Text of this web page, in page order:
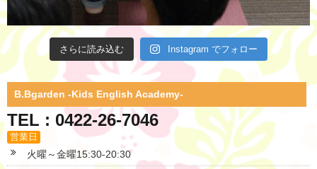
さらに読み込む Instagram でフォロー
B.Bgarden -Kids English Academy-
TEL : 0422-26-7046
営業日
火曜～金曜15:30-20:30